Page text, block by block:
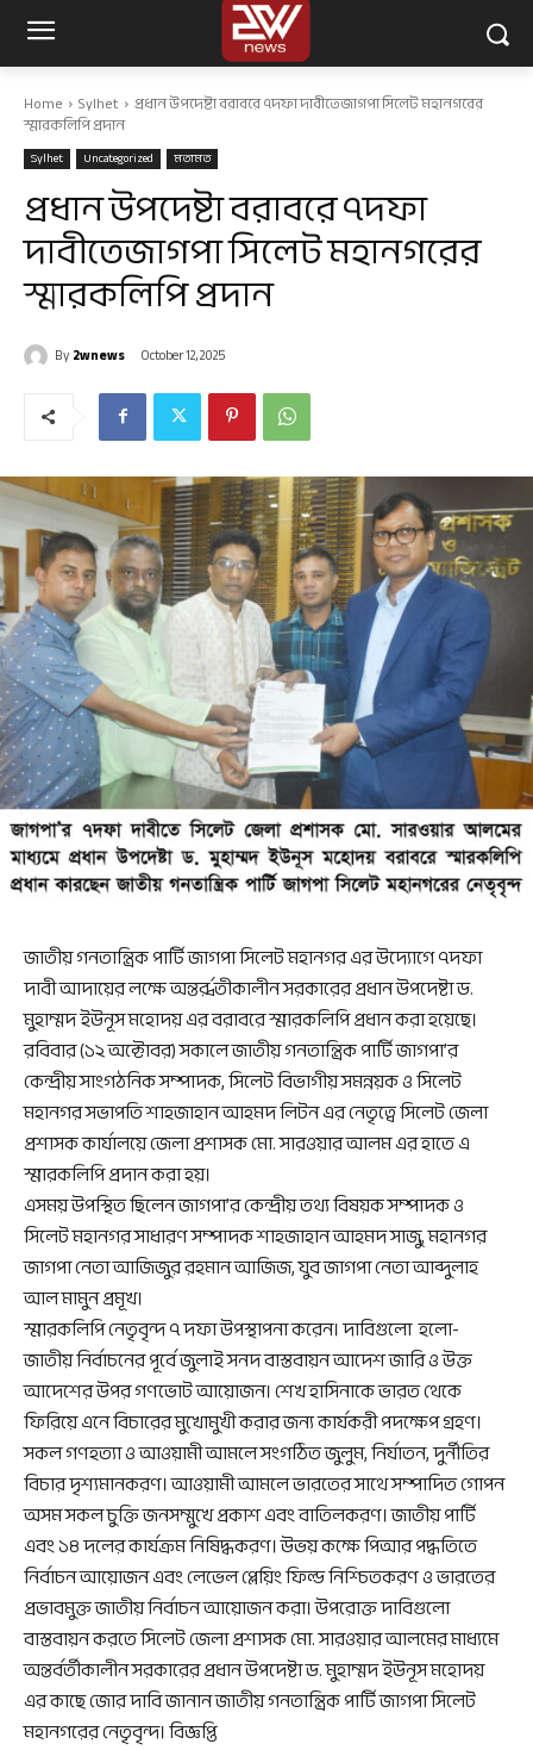
Home Sylhet প্রধান উপদেষ্টা বরাবরে ৭দফা দাবীতেজাগপা সিলেট মহানগরের
স্মারকলিপি প্রদান
Sylhet Uncategorized মতামত
প্রধান উপদেষ্টা বরাবরে ৭দফা
দাবীতেজাগপা সিলেট মহানগরের
স্মারকলিপি প্রদান
By2wnews October 12, 2025
জাতীয় গনতান্ত্রিক পার্টি জাগপা সিলেট মহানগর এর উদ্যোগে ৭দফা
দাবী আদায়ের লক্ষে অন্তর্র্বতীকালীন সরকারের প্রধান উপদেষ্টা ড.
মুহাম্মদ ইউনূস মহোদয় এর বরাবরে স্মারকলিপি প্রধান করা হয়েছে।
রবিবার (১২ অক্টোবর) সকালে জাতীয় গনতান্ত্রিক পার্টি জাগপা’র
কেন্দ্রীয় সাংগঠনিক সম্পাদক, সিলেট বিভাগীয় সমন্নয়ক ও সিলেট
মহানগর সভাপতি শাহজাহান আহমদ লিটন এর নেতৃত্বে সিলেট জেলা
প্রশাসক কার্যালয়ে জেলা প্রশাসক মো. সারওয়ার আলম এর হাতে এ
স্মারকলিপি প্রদান করা হয়।
এসময় উপস্থিত ছিলেন জাগপা’র কেন্দ্রীয় তথ্য বিষয়ক সম্পাদক ও
সিলেট মহানগর সাধারণ সম্পাদক শাহজাহান আহমদ সাজু, মহানগর
জাগপা নেতা আজিজুর রহমান আজিজ, যুব জাগপা নেতা আব্দুলাহ
আল মামুন প্রমূখ।
স্মারকলিপি নেতৃবৃন্দ ৭ দফা উপস্থাপনা করেন। দাবিগুলো হলো-
জাতীয় নির্বাচনের পূর্বে জুলাই সনদ বাস্তবায়ন আদেশ জারি ও উক্ত
আদেশের উপর গণভোট আয়োজন। শেখ হাসিনাকে ভারত থেকে
ফিরিয়ে এনে বিচারের মুখোমুখী করার জন্য কার্যকরী পদক্ষেপ গ্রহণ।
সকল গণহত্যা ও আওয়ামী আমলে সংগঠিত জুলুম, নির্যাতন, দুর্নীতির
বিচার দৃশ্যমানকরণ। আওয়ামী আমলে ভারতের সাথে সম্পাদিত গোপন
অসম সকল চুক্তি জনসম্মুখে প্রকাশ এবং বাতিলকরণ। জাতীয় পার্টি
এবং ১৪ দলের কার্যক্রম নিষিদ্ধকরণ। উভয় কক্ষে পিআর পদ্ধতিতে
নির্বাচন আয়োজন এবং লেভেল প্লেয়িং ফিল্ড নিশ্চিতকরণ ও ভারতের
প্রভাবমুক্ত জাতীয় নির্বাচন আয়োজন করা। উপরোক্ত দাবিগুলো
বাস্তবায়ন করতে সিলেট জেলা প্রশাসক মো. সারওয়ার আলমের মাধ্যমে
অন্তর্বর্তীকালীন সরকারের প্রধান উপদেষ্টা ড. মুহাম্মদ ইউনূস মহোদয়
এর কাছে জোর দাবি জানান জাতীয় গনতান্ত্রিক পার্টি জাগপা সিলেট
মহানগরের নেতৃবৃন্দ। বিজ্ঞপ্তি